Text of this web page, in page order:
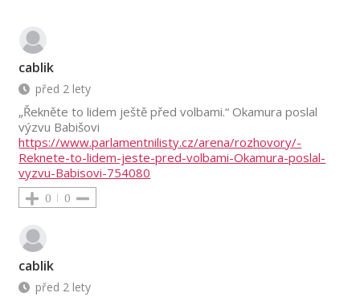
cablik
před 2 lety
„Řekněte to lidem ještě před volbami.“ Okamura poslal
výzvu Babišovi
https://www.parlamentnilisty.cz/arena/rozhovory/-
Reknete-to-lidem-jeste-pred-volbami-Okamura-poslal-
vyzvu-Babisovi-754080
0 0
cablik
před 2 lety